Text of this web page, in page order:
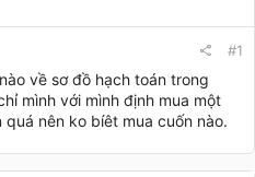
#1
về sơ đồ hạch toán trong
mình với mình định mua một
nên ko bíêt mua cuốn nào.